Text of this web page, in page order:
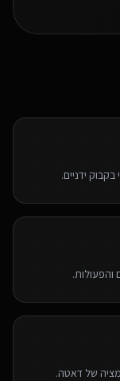
ידניים.
והפעולות.